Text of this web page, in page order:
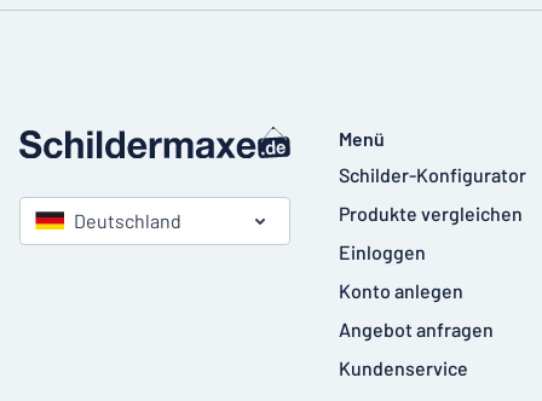
Deutschland
Menü
Schilder-Konfigurator
Produkte vergleichen
Einloggen
Konto anlegen
Angebot anfragen
Kundenservice